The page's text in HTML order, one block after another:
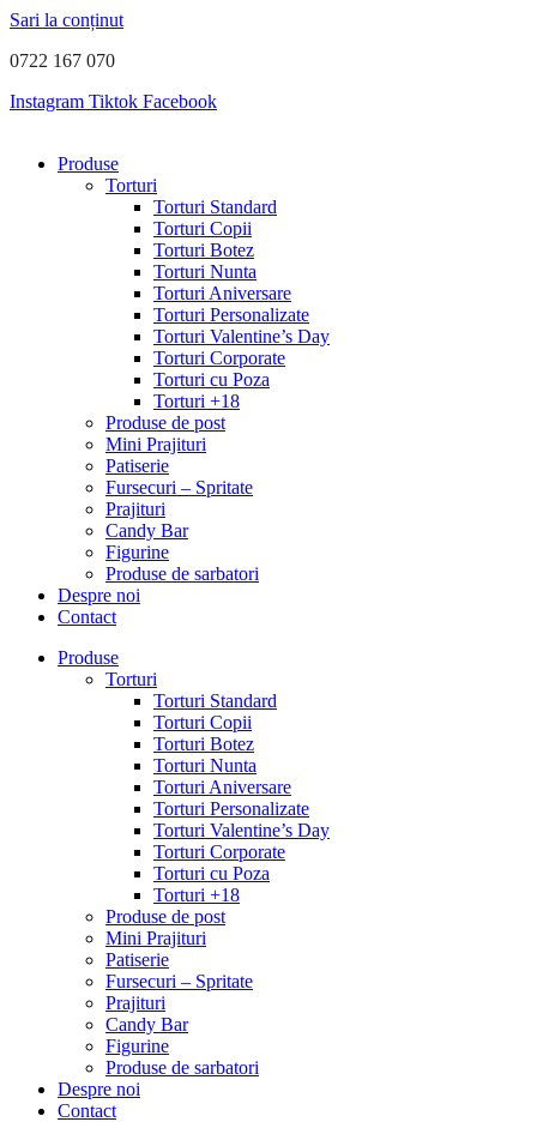
Sari la conținut
0722 167 070
Instagram Tiktok Facebook
Produse
Torturi
Torturi Standard
Torturi Copii
Torturi Botez
Torturi Nunta
Torturi Aniversare
Torturi Personalizate
Torturi Valentine’s Day
Torturi Corporate
Torturi cu Poza
Torturi +18
Produse de post
Mini Prajituri
Patiserie
Fursecuri – Spritate
Prajituri
Candy Bar
Figurine
Produse de sarbatori
Despre noi
Contact
Produse
Torturi
Torturi Standard
Torturi Copii
Torturi Botez
Torturi Nunta
Torturi Aniversare
Torturi Personalizate
Torturi Valentine’s Day
Torturi Corporate
Torturi cu Poza
Torturi +18
Produse de post
Mini Prajituri
Patiserie
Fursecuri – Spritate
Prajituri
Candy Bar
Figurine
Produse de sarbatori
Despre noi
Contact